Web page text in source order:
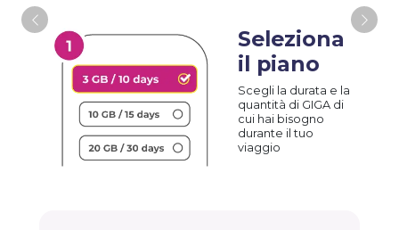
Seleziona
il piano
Scegli la durata e la
quantità di GIGA di
cui hai bisogno
durante il tuo
viaggio